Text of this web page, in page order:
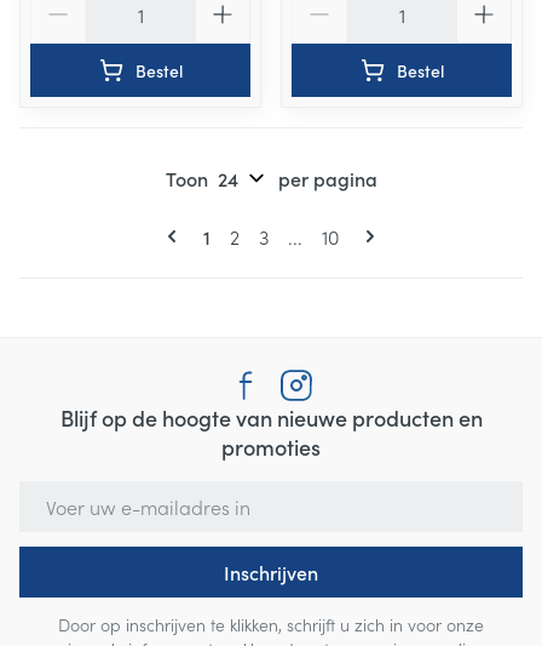
Bestel Bestel
Pagina's
U lees momenteel pagina
1 Pagina
2 Pagina
3 ... Pagina
10
Toon per pagina
Blijf op de hoogte van nieuwe producten en
promoties
Inschrijven
Door op inschrijven te klikken, schrijft u zich in voor onze